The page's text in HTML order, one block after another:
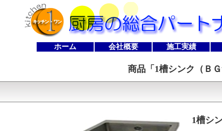
ホーム 会社概要 施工実績
商品「 1槽シンク（Ｂ
1槽シ